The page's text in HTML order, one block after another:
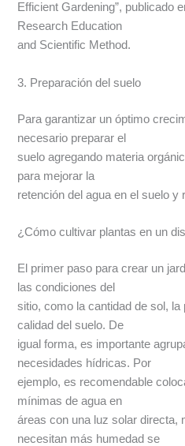
Efficient Gardening”, publicado
Research Education
and Scientific Method.
3. Preparación del suelo
Para garantizar un óptimo
necesario preparar el
suelo agregando materia
para mejorar la
retención del agua en el suelo y
¿Cómo cultivar plantas en un
El primer paso para crear un
las condiciones del
sitio, como la cantidad de sol, la
calidad del suelo. De
igual forma, es importante
necesidades hídricas. Por
ejemplo, es recomendable
mínimas de agua en
áreas con una luz solar directa,
necesitan más humedad se